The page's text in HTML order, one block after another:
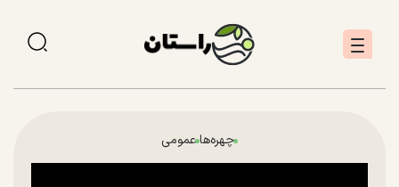
چهره‌هاعمومی